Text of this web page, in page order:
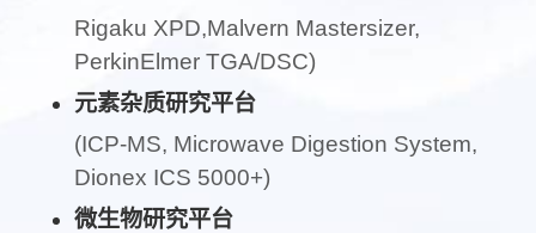
Rigaku XPD,Malvern Mastersizer,
PerkinElmer TGA/DSC)
元素杂质研究平台
(ICP-MS, Microwave Digestion System,
Dionex ICS 5000+)
微生物研究平台